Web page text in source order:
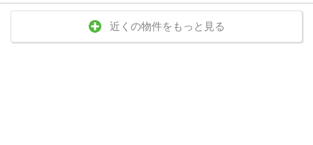
近くの物件をもっと見る